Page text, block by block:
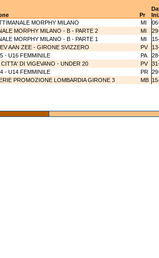
Pr
MORPHY MILANO MI
MORPHY MILANO - B - PARTE 2 MI
MORPHY MILANO - B - PARTE 1 MI
AAN ZEE - GIRONE SVIZZERO PV
- U16 FEMMINILE PA
CITTA' DI VIGEVANO - UNDER 20 PV
- U14 FEMMINILE PR
PROMOZIONE LOMBARDIA GIRONE 3 MB